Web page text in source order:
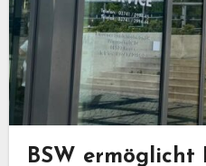
BSW ermöglicht